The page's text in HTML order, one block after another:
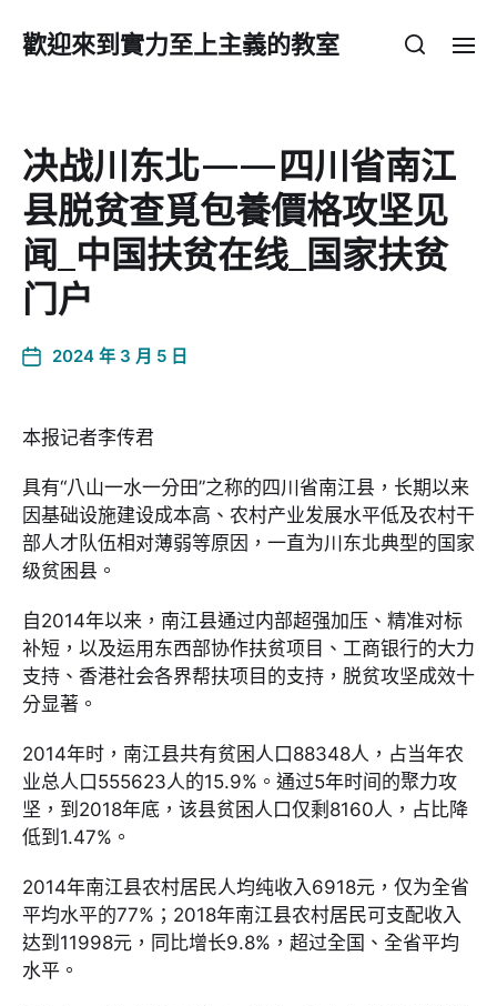
歡迎來到實力至上主義的教室
决战川东北——四川省南江
县脱贫查覓包養價格攻坚见
闻_中国扶贫在线_国家扶贫
门户
2024 年 3 月 5 日
本报记者李传君
具有“八山一水一分田”之称的四川省南江县，长期以来
因基础设施建设成本高、农村产业发展水平低及农村干
部人才队伍相对薄弱等原因，一直为川东北典型的国家
级贫困县。
自2014年以来，南江县通过内部超强加压、精准对标
补短，以及运用东西部协作扶贫项目、工商银行的大力
支持、香港社会各界帮扶项目的支持，脱贫攻坚成效十
分显著。
2014年时，南江县共有贫困人口88348人，占当年农
业总人口555623人的15.9%。通过5年时间的聚力攻
坚，到2018年底，该县贫困人口仅剩8160人，占比降
低到1.47%。
2014年南江县农村居民人均纯收入6918元，仅为全省
平均水平的77%；2018年南江县农村居民可支配收入
达到11998元，同比增长9.8%，超过全国、全省平均
水平。